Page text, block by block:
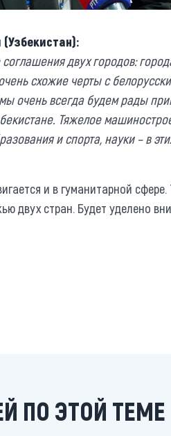
двух городов:
схожие черты с
очень всегда будем рады
Тяжелое
и спорта, науки – в
и в гуманитарной сфере.
двух стран. Будет уделено
ПО ЭТОЙ ТЕМЕ